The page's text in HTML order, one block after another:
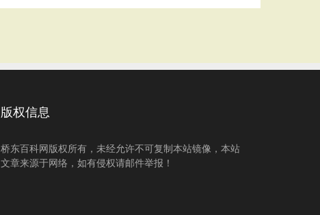
版权信息
桥东百科网版权所有，未经允许不可复制本站镜像，本站
文章来源于网络，如有侵权请邮件举报！